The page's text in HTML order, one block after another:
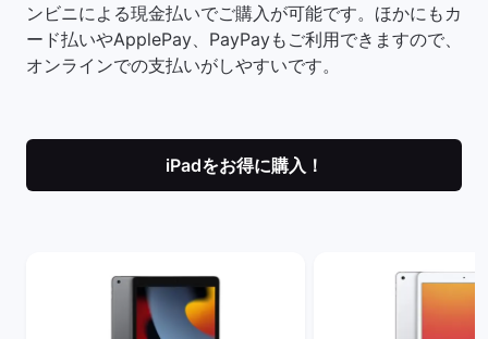
ンビニによる現金払いでご購入が可能です。ほかにもカ
ード払いやApplePay、PayPayもご利用できますので、
オンラインでの支払いがしやすいです。
iPadをお得に購入！